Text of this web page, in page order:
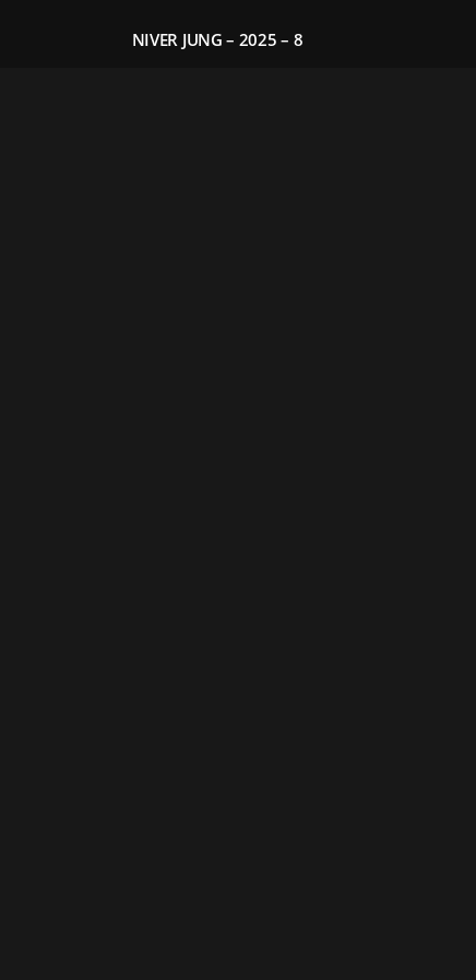
NIVER JUNG – 2025 – 8